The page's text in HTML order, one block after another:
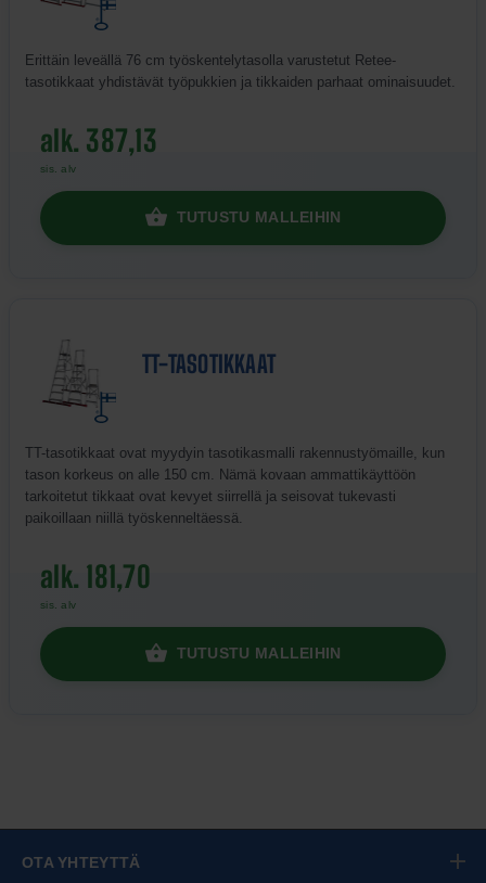
Erittäin leveällä 76 cm työskentelytasolla varustetut Retee-
tasotikkaat yhdistävät työpukkien ja tikkaiden parhaat ominaisuudet.
alk. 387,13
sis. alv
TUTUSTU MALLEIHIN
TT-TASOTIKKAAT
TT-tasotikkaat ovat myydyin tasotikasmalli rakennustyömaille, kun
tason korkeus on alle 150 cm. Nämä kovaan ammattikäyttöön
tarkoitetut tikkaat ovat kevyet siirrellä ja seisovat tukevasti
paikoillaan niillä työskenneltäessä.
alk. 181,70
sis. alv
TUTUSTU MALLEIHIN
OTA YHTEYTTÄ